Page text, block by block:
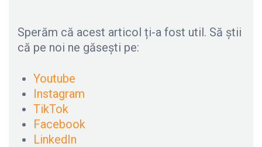
Sperăm că acest articol ți-a fost util. Să știi
că pe noi ne găsești pe:
Youtube
Instagram
TikTok
Facebook
LinkedIn